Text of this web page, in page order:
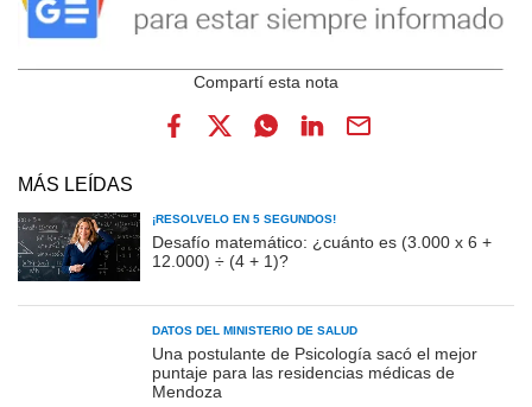
MÁS LEÍDAS
¡RESOLVELO EN 5 SEGUNDOS!
Desafío matemático: ¿cuánto es (3.000 x 6 +
12.000) ÷ (4 + 1)?
DATOS DEL MINISTERIO DE SALUD
Una postulante de Psicología sacó el mejor
puntaje para las residencias médicas de
Mendoza